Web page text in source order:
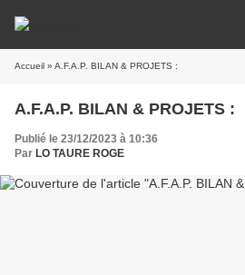
Accueil » A.F.A.P. BILAN & PROJETS :
A.F.A.P. BILAN & PROJETS :
Publié le 23/12/2023 à 10:36
Par LO TAURE ROGE